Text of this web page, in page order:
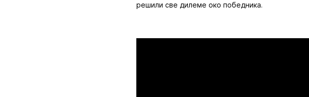
решили све дилеме око победника.